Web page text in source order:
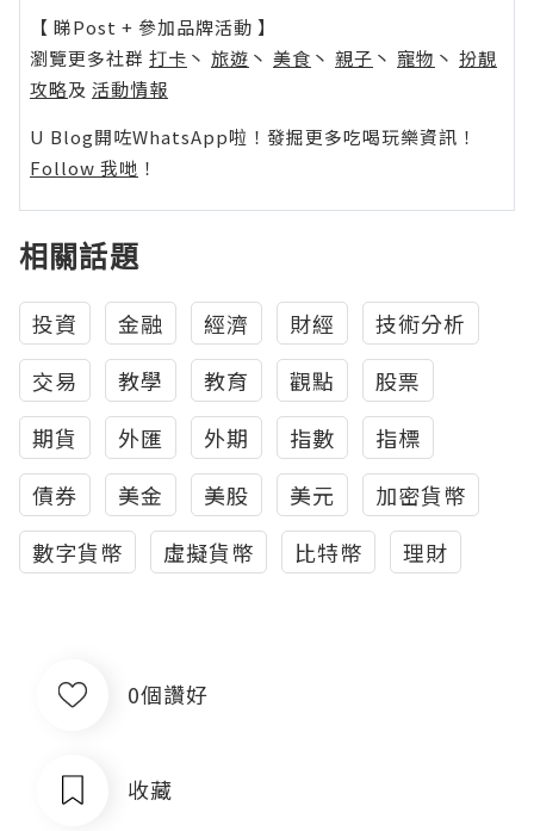
【 睇Post + 參加品牌活動 】
瀏覽更多社群 打卡 丶 旅遊 丶 美食 丶 親子 丶 寵物 丶 扮靚
攻略及 活動情報
U Blog開咗WhatsApp啦！發掘更多吃喝玩樂資訊！
Follow 我哋 ！
相關話題
投資 金融 經濟 財經
技術分析
交易
教學 教育 觀點
股票
期貨
外匯 外期 指數
指標
債券
美金 美股 美元
加密貨幣
數字貨幣
虛擬貨幣 比特幣 理財
0個讚好
收藏